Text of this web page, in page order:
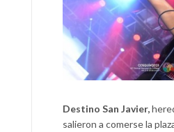
Destino San Javier,
salieron a comerse la